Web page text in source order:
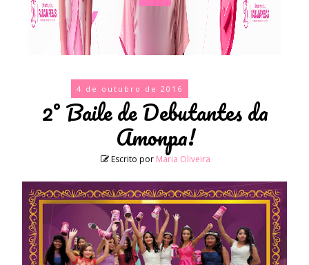
4 de outubro de 2016
2° Baile de Debutantes da
Amonpa!
Escrito por Maria Oliveira